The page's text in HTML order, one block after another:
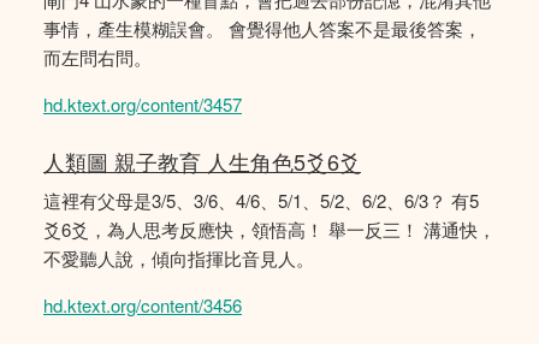
事情，產生模糊誤會。 會覺得他人答案不是最後答案，
而左問右問。
hd.ktext.org/content/3457
人類圖 親子教育 人生角色5爻6爻
這裡有父母是3/5、3/6、4/6、5/1、5/2、6/2、6/3？ 有5
爻6爻，為人思考反應快，領悟高！ 舉一反三！ 溝通快，
不愛聽人說，傾向指揮比音見人。
hd.ktext.org/content/3456